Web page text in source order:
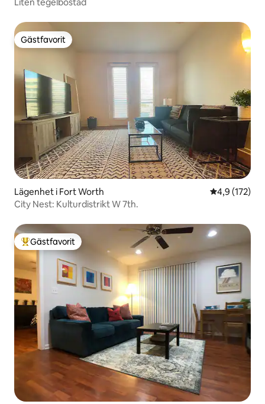
Gästfavorit
Gästfavorit
Lägenhet i Fort Worth 4,9 av 5 i
4,9 (172)
City Nest: Kulturdistrikt W 7th.
Populär gästfavorit
Gästfavorit